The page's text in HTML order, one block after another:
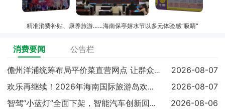
精准消费补贴、康养旅游……海南保亭嬉水节以多元体验感“吸睛”
消费要闻 公告栏
儋州洋浦统筹布局平价菜直营网点 让群众吃上实惠放心菜 2026-08-07
欢乐再继续！2026年海南国际旅游岛欢乐节调声狂欢嘉年华亮点 2026-08-07
智驾“小蓝灯”全面下架，智能汽车创新回归安全本质
2026-08-06